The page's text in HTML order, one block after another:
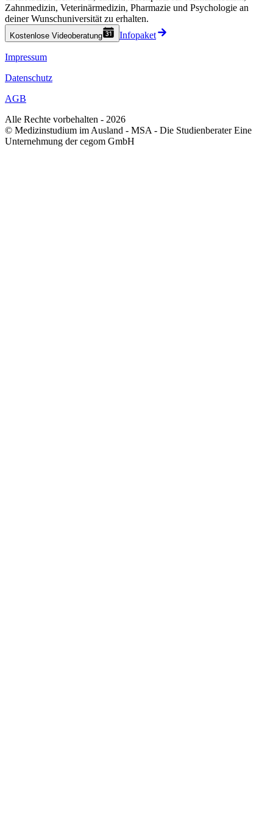
Zahnmedizin, Veterinärmedizin, Pharmazie und Psychologie an
deiner Wunschuniversität zu erhalten.
Kostenlose Videoberatung Infopaket
Impressum
Datenschutz
AGB
Alle Rechte vorbehalten - 2026
© Medizinstudium im Ausland - MSA - Die Studienberater Eine
Unternehmung der cegom GmbH